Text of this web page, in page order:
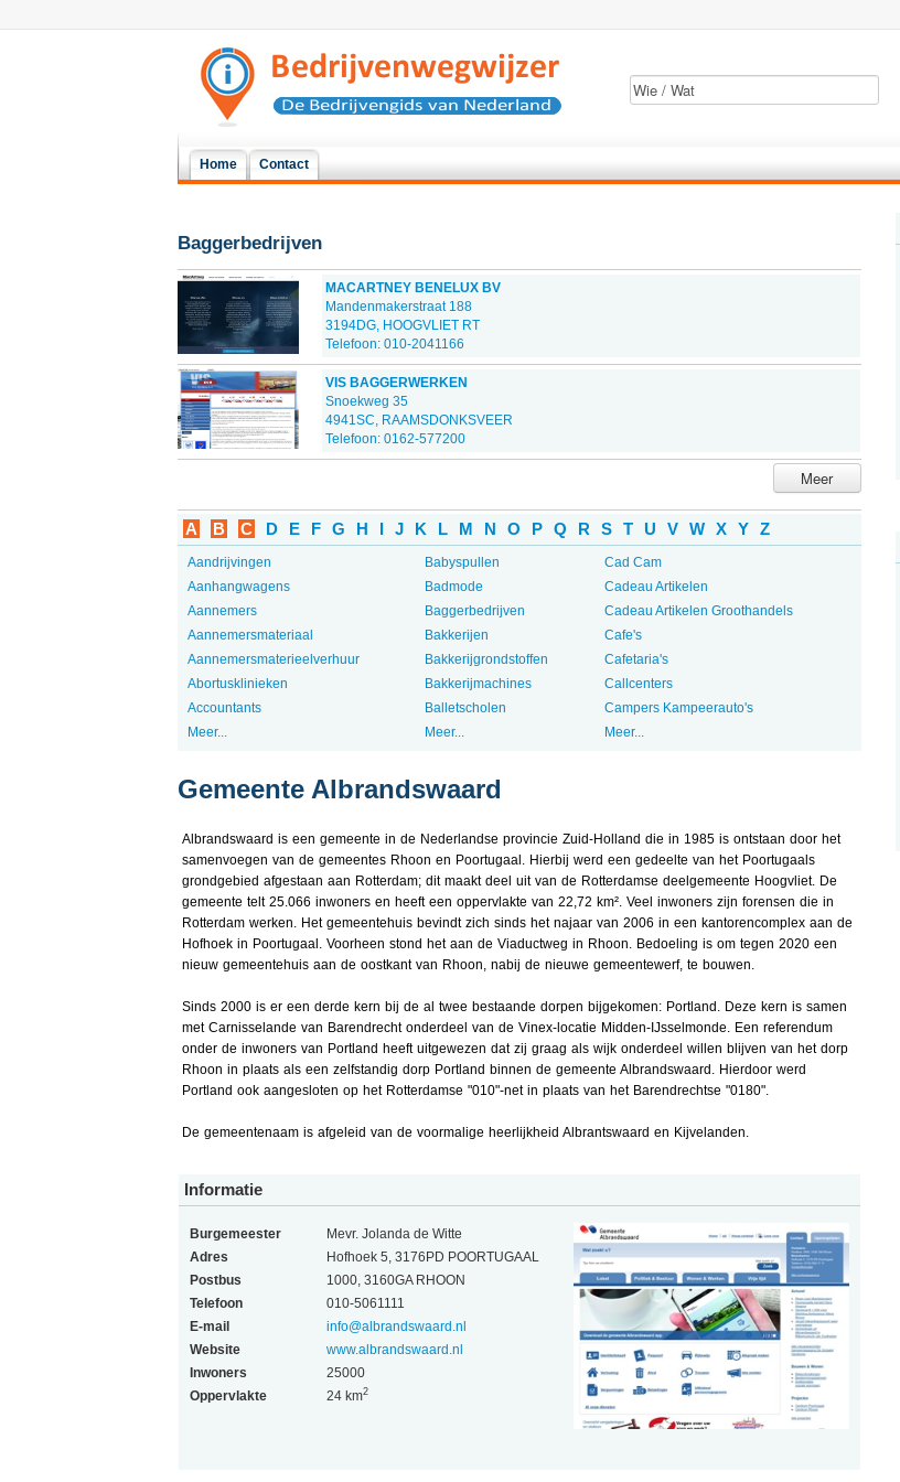
Home Contact
Baggerbedrijven
MACARTNEY BENELUX BV
Mandenmakerstraat 188
3194DG, HOOGVLIET RT
Telefoon: 010-2041166
VIS BAGGERWERKEN
Snoekweg 35
4941SC, RAAMSDONKSVEER
Telefoon: 0162-577200
Meer
A B C D E F G H I J K L M N O P Q R S T U V W X Y Z
Aandrijvingen
Aanhangwagens
Aannemers
Aannemersmateriaal
Aannemersmaterieelverhuur
Abortusklinieken
Accountants
Meer...
Babyspullen
Badmode
Baggerbedrijven
Bakkerijen
Bakkerijgrondstoffen
Bakkerijmachines
Balletscholen
Meer...
Cad Cam
Cadeau Artikelen
Cadeau Artikelen Groothandels
Cafe's
Cafetaria's
Callcenters
Campers Kampeerauto's
Meer...
Gemeente Albrandswaard
Albrandswaard is een gemeente in de Nederlandse provincie Zuid-Holland die in 1985 is ontstaan door het
samenvoegen van de gemeentes Rhoon en Poortugaal. Hierbij werd een gedeelte van het Poortugaals
grondgebied afgestaan aan Rotterdam; dit maakt deel uit van de Rotterdamse deelgemeente Hoogvliet. De
gemeente telt 25.066 inwoners en heeft een oppervlakte van 22,72 km². Veel inwoners zijn forensen die in
Rotterdam werken. Het gemeentehuis bevindt zich sinds het najaar van 2006 in een kantorencomplex aan de
Hofhoek in Poortugaal. Voorheen stond het aan de Viaductweg in Rhoon. Bedoeling is om tegen 2020 een
nieuw gemeentehuis aan de oostkant van Rhoon, nabij de nieuwe gemeentewerf, te bouwen.
Sinds 2000 is er een derde kern bij de al twee bestaande dorpen bijgekomen: Portland. Deze kern is samen
met Carnisselande van Barendrecht onderdeel van de Vinex-locatie Midden-IJsselmonde. Een referendum
onder de inwoners van Portland heeft uitgewezen dat zij graag als wijk onderdeel willen blijven van het dorp
Rhoon in plaats als een zelfstandig dorp Portland binnen de gemeente Albrandswaard. Hierdoor werd
Portland ook aangesloten op het Rotterdamse "010"-net in plaats van het Barendrechtse "0180".
De gemeentenaam is afgeleid van de voormalige heerlijkheid Albrantswaard en Kijvelanden.
Informatie
Burgemeester
Mevr. Jolanda de Witte
Adres
Hofhoek 5, 3176PD POORTUGAAL
Postbus
1000, 3160GA RHOON
Telefoon
010-5061111
E-mail
info@albrandswaard.nl
Website
www.albrandswaard.nl
Inwoners
25000
Oppervlakte
24 km2